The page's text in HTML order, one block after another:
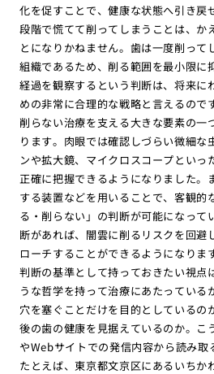
化を促すことで、健康な状態へ引き戻
段階で慌てて削ってしまうことは、か
とになりかねません。歯は一度削って
組織であるため、削る範囲を最小限に
経過を観察するという判断は、将来に
めの非常に合理的な戦略と言えるので
削らない治療を支える大きな要素の一
ります。肉眼では確認しづらい微細な
ンや拡大鏡、マイクロスコープといっ
正確に把握できるようになりました。
する装置などを用いることで、客観的
る・削らない」の判断が可能になって
断があれば、闇雲に削るリスクを回避
ローチすることができるようになりま
判断の基準として持っておきたい視点
うな哲学を持って治療にあたっている
穴を塞ぐことだけを目的としているの
後の歯の健康を見据えているのか。こ
やWebサイトでの発信内容から読み取
たとえば、東京都文京区にあるいちか